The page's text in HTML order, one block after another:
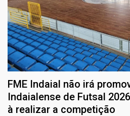
FME Indaial não irá
Indaialense de Futsal
à realizar a competição